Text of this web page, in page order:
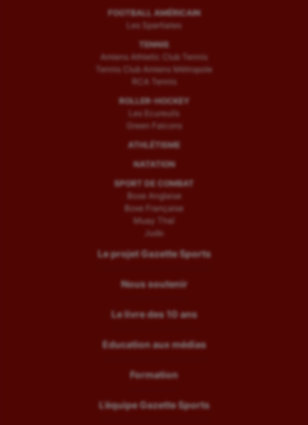
FOOTBALL AMÉRICAIN
Les Spartiates
TENNIS
Amiens Athletic Club Tennis
Tennis Club Amiens Métropole
RCA Tennis
ROLLER-HOCKEY
Les Ecureuils
Green Falcons
ATHLÉTISME
NATATION
SPORT DE COMBAT
Boxe Anglaise
Boxe Française
Muay Thaï
Judo
Le projet Gazette Sports
Nous soutenir
Le livre des 10 ans
Education aux médias
Formation
L’équipe Gazette Sports